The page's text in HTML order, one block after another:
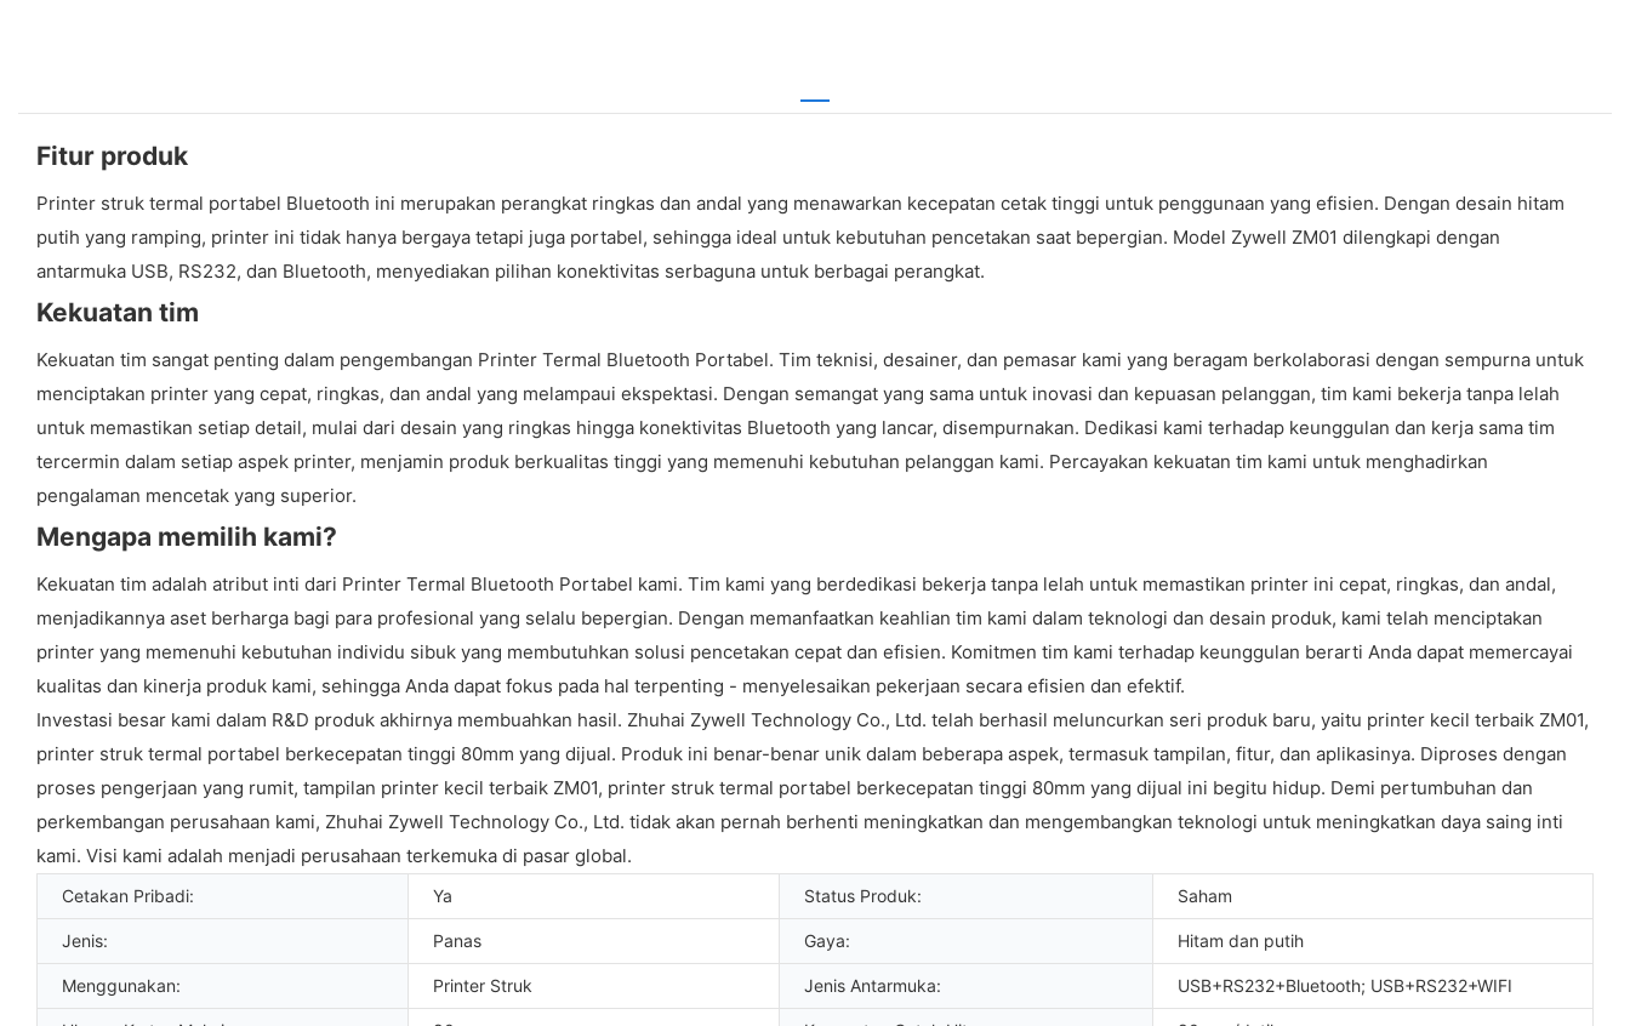
Fitur produk
Printer struk termal portabel Bluetooth ini merupakan perangkat ringkas dan andal yang menawarkan kecepatan cetak tinggi untuk penggunaan yang efisien. Dengan desain hitam
putih yang ramping, printer ini tidak hanya bergaya tetapi juga portabel, sehingga ideal untuk kebutuhan pencetakan saat bepergian. Model Zywell ZM01 dilengkapi dengan
antarmuka USB, RS232, dan Bluetooth, menyediakan pilihan konektivitas serbaguna untuk berbagai perangkat.
Kekuatan tim
Kekuatan tim sangat penting dalam pengembangan Printer Termal Bluetooth Portabel. Tim teknisi, desainer, dan pemasar kami yang beragam berkolaborasi dengan sempurna untuk
menciptakan printer yang cepat, ringkas, dan andal yang melampaui ekspektasi. Dengan semangat yang sama untuk inovasi dan kepuasan pelanggan, tim kami bekerja tanpa lelah
untuk memastikan setiap detail, mulai dari desain yang ringkas hingga konektivitas Bluetooth yang lancar, disempurnakan. Dedikasi kami terhadap keunggulan dan kerja sama tim
tercermin dalam setiap aspek printer, menjamin produk berkualitas tinggi yang memenuhi kebutuhan pelanggan kami. Percayakan kekuatan tim kami untuk menghadirkan
pengalaman mencetak yang superior.
Mengapa memilih kami?
Kekuatan tim adalah atribut inti dari Printer Termal Bluetooth Portabel kami. Tim kami yang berdedikasi bekerja tanpa lelah untuk memastikan printer ini cepat, ringkas, dan andal,
menjadikannya aset berharga bagi para profesional yang selalu bepergian. Dengan memanfaatkan keahlian tim kami dalam teknologi dan desain produk, kami telah menciptakan
printer yang memenuhi kebutuhan individu sibuk yang membutuhkan solusi pencetakan cepat dan efisien. Komitmen tim kami terhadap keunggulan berarti Anda dapat memercayai
kualitas dan kinerja produk kami, sehingga Anda dapat fokus pada hal terpenting - menyelesaikan pekerjaan secara efisien dan efektif.
Investasi besar kami dalam R&D produk akhirnya membuahkan hasil. Zhuhai Zywell Technology Co., Ltd. telah berhasil meluncurkan seri produk baru, yaitu printer kecil terbaik ZM01,
printer struk termal portabel berkecepatan tinggi 80mm yang dijual. Produk ini benar-benar unik dalam beberapa aspek, termasuk tampilan, fitur, dan aplikasinya. Diproses dengan
proses pengerjaan yang rumit, tampilan printer kecil terbaik ZM01, printer struk termal portabel berkecepatan tinggi 80mm yang dijual ini begitu hidup. Demi pertumbuhan dan
perkembangan perusahaan kami, Zhuhai Zywell Technology Co., Ltd. tidak akan pernah berhenti meningkatkan dan mengembangkan teknologi untuk meningkatkan daya saing inti
kami. Visi kami adalah menjadi perusahaan terkemuka di pasar global.
Cetakan Pribadi: Ya Status Produk: Saham
Jenis: Panas Gaya: Hitam dan putih
Menggunakan: Printer Struk Jenis Antarmuka: USB+RS232+Bluetooth; USB+RS232+WIFI